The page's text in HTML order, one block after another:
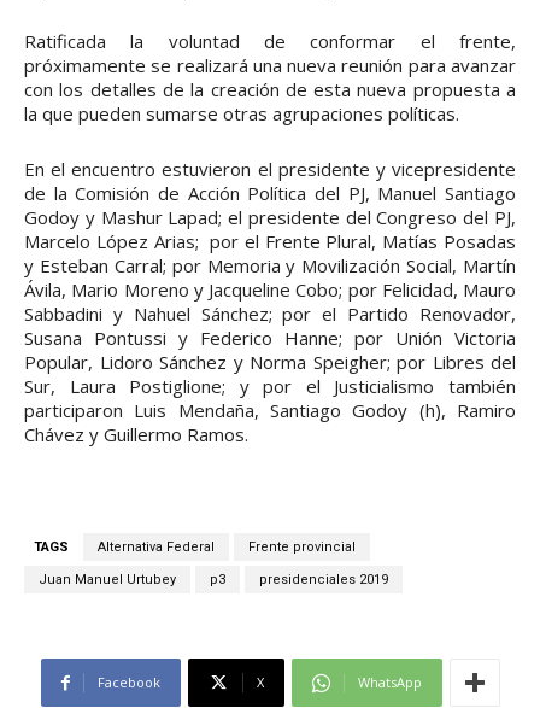
Ratificada la voluntad de conformar el frente,
próximamente se realizará una nueva reunión para avanzar
con los detalles de la creación de esta nueva propuesta a
la que pueden sumarse otras agrupaciones políticas.
En el encuentro estuvieron el presidente y vicepresidente
de la Comisión de Acción Política del PJ, Manuel Santiago
Godoy y Mashur Lapad; el presidente del Congreso del PJ,
Marcelo López Arias; por el Frente Plural, Matías Posadas
y Esteban Carral; por Memoria y Movilización Social, Martín
Ávila, Mario Moreno y Jacqueline Cobo; por Felicidad, Mauro
Sabbadini y Nahuel Sánchez; por el Partido Renovador,
Susana Pontussi y Federico Hanne; por Unión Victoria
Popular, Lidoro Sánchez y Norma Speigher; por Libres del
Sur, Laura Postiglione; y por el Justicialismo también
participaron Luis Mendaña, Santiago Godoy (h), Ramiro
Chávez y Guillermo Ramos.
TAGS Alternativa Federal Frente provincial
Juan Manuel Urtubey p3 presidenciales 2019
Facebook X WhatsApp